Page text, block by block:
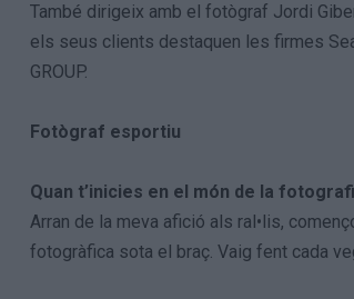
També dirigeix amb el fotògraf Jordi
els seus clients destaquen les firmes
GROUP.
Fotògraf esportiu
Quan t’inicies en el món de la
Arran de la meva afició als ral•lis,
fotogràfica sota el braç. Vaig fent cada